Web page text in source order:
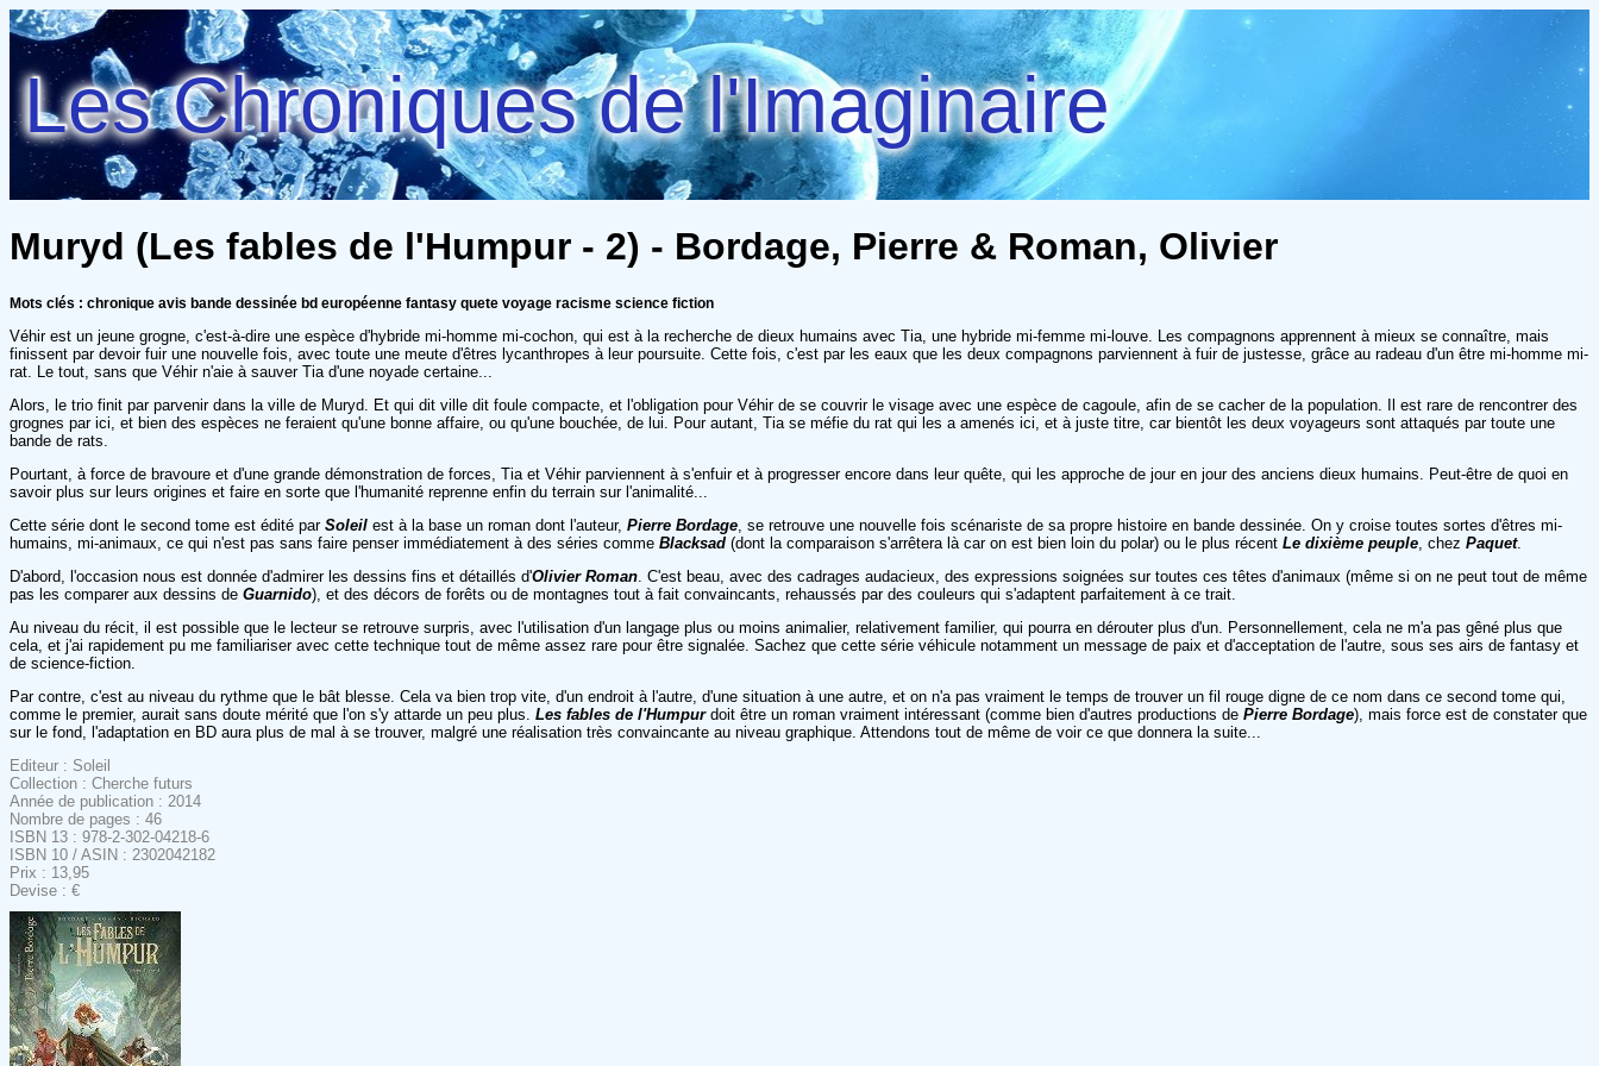
Les Chroniques de l'Imaginaire
Muryd (Les fables de l'Humpur - 2) - Bordage, Pierre & Roman, Olivier
Mots clés : chronique avis bande dessinée bd européenne fantasy quete voyage racisme science fiction
Véhir est un jeune grogne, c'est-à-dire une espèce d'hybride mi-homme mi-cochon, qui est à la recherche de dieux humains avec Tia, une hybride mi-femme mi-louve. Les compagnons apprennent à mieux se connaître, mais
finissent par devoir fuir une nouvelle fois, avec toute une meute d'êtres lycanthropes à leur poursuite. Cette fois, c'est par les eaux que les deux compagnons parviennent à fuir de justesse, grâce au radeau d'un être mi-homme mi-
rat. Le tout, sans que Véhir n'aie à sauver Tia d'une noyade certaine...
Alors, le trio finit par parvenir dans la ville de Muryd. Et qui dit ville dit foule compacte, et l'obligation pour Véhir de se couvrir le visage avec une espèce de cagoule, afin de se cacher de la population. Il est rare de rencontrer des
grognes par ici, et bien des espèces ne feraient qu'une bonne affaire, ou qu'une bouchée, de lui. Pour autant, Tia se méfie du rat qui les a amenés ici, et à juste titre, car bientôt les deux voyageurs sont attaqués par toute une
bande de rats.
Pourtant, à force de bravoure et d'une grande démonstration de forces, Tia et Véhir parviennent à s'enfuir et à progresser encore dans leur quête, qui les approche de jour en jour des anciens dieux humains. Peut-être de quoi en
savoir plus sur leurs origines et faire en sorte que l'humanité reprenne enfin du terrain sur l'animalité...
Cette série dont le second tome est édité par Soleil est à la base un roman dont l'auteur, Pierre Bordage , se retrouve une nouvelle fois scénariste de sa propre histoire en bande dessinée. On y croise toutes sortes d'êtres mi-
humains, mi-animaux, ce qui n'est pas sans faire penser immédiatement à des séries comme Blacksad (dont la comparaison s'arrêtera là car on est bien loin du polar) ou le plus récent Le dixième peuple , chez Paquet.
D'abord, l'occasion nous est donnée d'admirer les dessins fins et détaillés d'Olivier Roman . C'est beau, avec des cadrages audacieux, des expressions soignées sur toutes ces têtes d'animaux (même si on ne peut tout de même
pas les comparer aux dessins de Guarnido), et des décors de forêts ou de montagnes tout à fait convaincants, rehaussés par des couleurs qui s'adaptent parfaitement à ce trait.
Au niveau du récit, il est possible que le lecteur se retrouve surpris, avec l'utilisation d'un langage plus ou moins animalier, relativement familier, qui pourra en dérouter plus d'un. Personnellement, cela ne m'a pas gêné plus que
cela, et j'ai rapidement pu me familiariser avec cette technique tout de même assez rare pour être signalée. Sachez que cette série véhicule notamment un message de paix et d'acceptation de l'autre, sous ses airs de fantasy et
de science-fiction.
Par contre, c'est au niveau du rythme que le bât blesse. Cela va bien trop vite, d'un endroit à l'autre, d'une situation à une autre, et on n'a pas vraiment le temps de trouver un fil rouge digne de ce nom dans ce second tome qui,
comme le premier, aurait sans doute mérité que l'on s'y attarde un peu plus. Les fables de l'Humpurdoit être un roman vraiment intéressant (comme bien d'autres productions de Pierre Bordage), mais force est de constater que
sur le fond, l'adaptation en BD aura plus de mal à se trouver, malgré une réalisation très convaincante au niveau graphique. Attendons tout de même de voir ce que donnera la suite...
Editeur : Soleil
Collection : Cherche futurs
Année de publication : 2014
Nombre de pages : 46
ISBN 13 : 978-2-302-04218-6
ISBN 10 / ASIN : 2302042182
Prix : 13,95
Devise : €